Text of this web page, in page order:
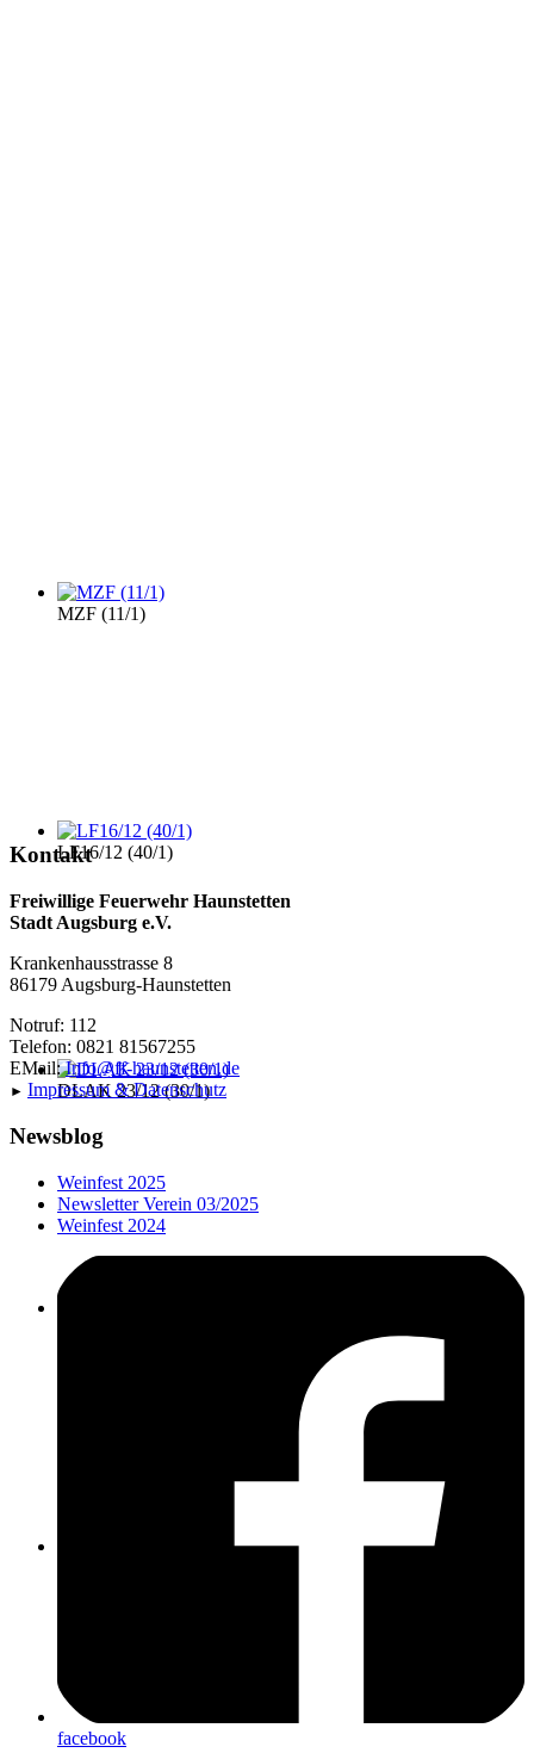
MZF (11/1)
LF16/12 (40/1)
DLAK 23/12 (30/1)
Kontakt
Freiwillige Feuerwehr Haunstetten
Stadt Augsburg e.V.
Krankenhausstrasse 8
86179 Augsburg-Haunstetten
Notruf: 112
Telefon: 0821 81567255
EMail:Info@ff-haunstetten.de
► Impressum & Datenschutz
Newsblog
Weinfest 2025
Newsletter Verein 03/2025
Weinfest 2024
facebook